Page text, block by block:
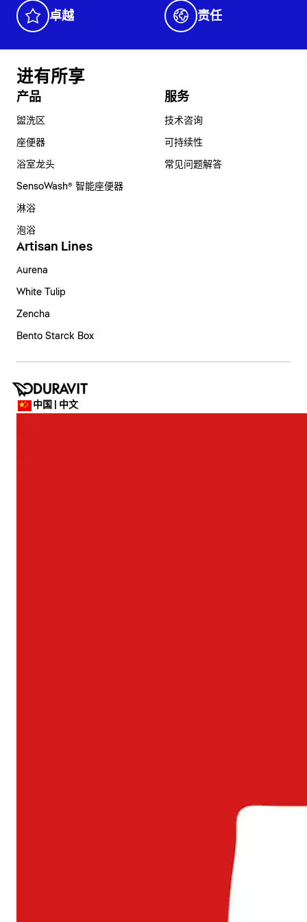
卓越 责任
进有所享
产品
盥洗区
座便器
浴室龙头
SensoWash® 智能座便器
淋浴
泡浴
服务
技术咨询
可持续性
常见问题解答
Artisan Lines
Aurena
White Tulip
Zencha
Bento Starck Box
中国 | 中文